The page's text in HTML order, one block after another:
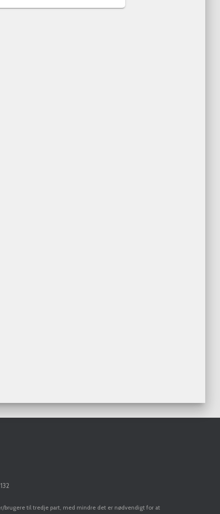
brugere til tredje part, med mindre det er nødvendigt for at